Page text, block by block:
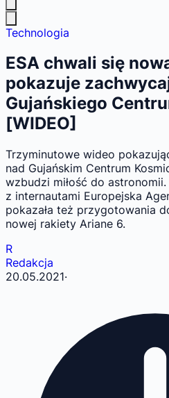
Technologia
ESA chwali się
pokazuje
Gujańskiego
[WIDEO]
Trzyminutowe wideo
nad Gujańskim Centrum
wzbudzi miłość do
z internautami Europejska
pokazała też przygotowania
nowej rakiety Ariane 6.
R
Redakcja
20.05.2021·